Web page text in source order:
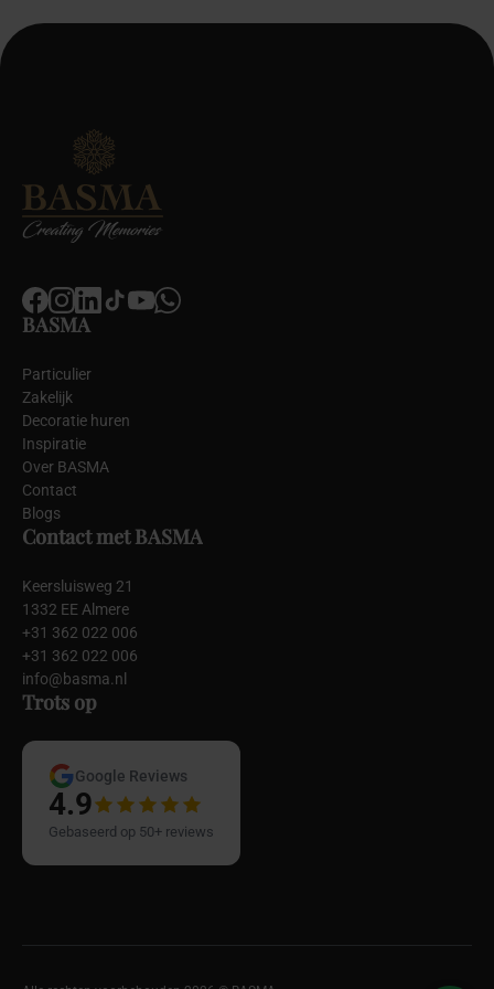
BASMA
Particulier
Zakelijk
Decoratie huren
Inspiratie
Over BASMA
Contact
Blogs
Contact met BASMA
Keersluisweg 21
1332 EE Almere
+31 362 022 006
+31 362 022 006
info@basma.nl
Trots op
Google Reviews
4.9
Gebaseerd op 50+ reviews